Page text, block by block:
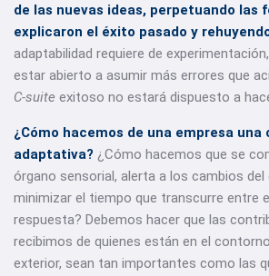
de las nuevas ideas, perpetuando las
explicaron el éxito pasado y
adaptabilidad requiere de
estar abierto a asumir más errores que
C-suite exitoso no estará dispuesto a
¿Cómo hacemos de una empresa
adaptativa? ¿Cómo hacemos que se
órgano sensorial, alerta a los cambios
minimizar el tiempo que transcurre entre
respuesta? Debemos hacer que las
recibimos de quienes están en el
exterior, sean tan importantes como las